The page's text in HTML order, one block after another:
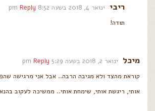
ריבי ינואר 4, 2018 בשעה 8:52 pm
Reply
תודה!
מיכל ינואר 2, 2018 בשעה 5:29 pm
Reply
קוראת מהצד ולא מגיבה הרבה.. אבל אני מרגישה
אותי, ריגשת אותי, שימחת אותי.. ממשיכה לעקוב